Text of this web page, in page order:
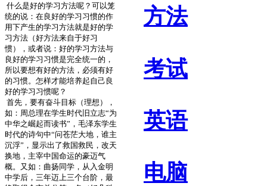
方法
考试
英语
电脑
什么是好的学习方法呢？可以笼
统的说：在良好的学习习惯的作
用下产生的学习方法就是好的学
习方法（好方法来自于好习
惯），或者说：好的学习方法与
良好的学习习惯是完全统一的，
所以要想有好的方法，必须有好
的习惯。怎样才能培养起自己良
好的学习习惯呢？
首先，要有奋斗目标（理想），
如：周总理在学生时代旧立志“为
中华之崛起而读书”，毛泽东学生
时代的诗句中“问苍茫大地，谁主
沉浮”，显示出了救国救民，改天
换地，主宰中国命运的豪迈气
概。又如：曲扬同学，从入金明
中学后，三年迈上三个台阶，最